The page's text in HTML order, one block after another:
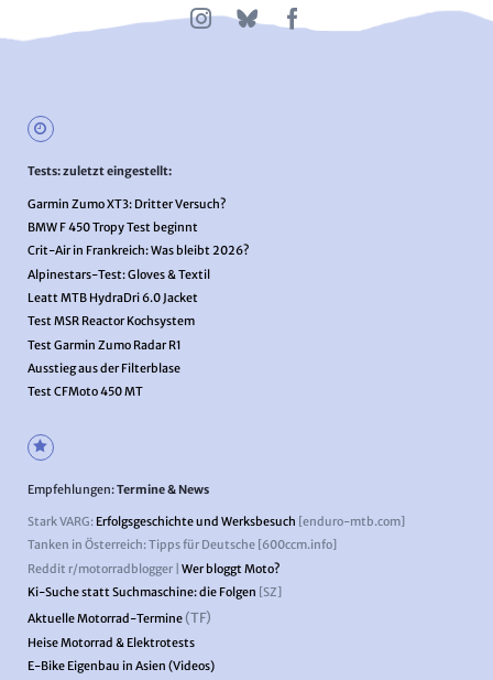
Tests: zuletzt eingestellt:
Garmin Zumo XT3: Dritter Versuch?
BMW F 450 Tropy Test beginnt
Crit-Air in Frankreich: Was bleibt 2026?
Alpinestars-Test: Gloves & Textil
Leatt MTB HydraDri 6.0 Jacket
Test MSR Reactor Kochsystem
Test Garmin Zumo Radar R1
Ausstieg aus der Filterblase
Test CFMoto 450 MT
Empfehlungen:Termine & News
Stark VARG: Erfolgsgeschichte und Werksbesuch [enduro-mtb.com]
Tanken in Österreich: Tipps für Deutsche [600ccm.info]
Reddit r/motorradblogger | Wer bloggt Moto?
Ki-Suche statt Suchmaschine: die Folgen [SZ]
Aktuelle Motorrad-Termine(TF)
Heise Motorrad & Elektrotests
E-Bike Eigenbau in Asien (Videos)